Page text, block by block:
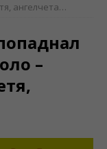
ангелчета…
–